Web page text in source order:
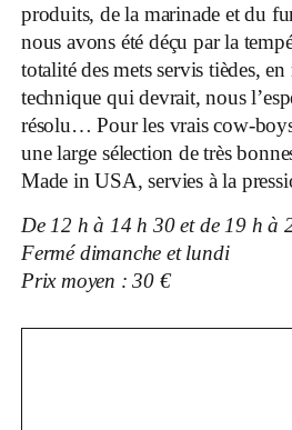
produits, de la marinade et du
nous avons été déçu par la
totalité des mets servis tièdes,
technique qui devrait, nous
résolu… Pour les vrais cow-
une large sélection de très
Made in USA, servies à la
De 12 h à 14 h 30 et de 19 h à
Fermé dimanche et lundi
Prix moyen : 30 €